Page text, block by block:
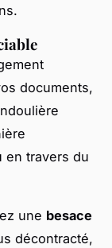
documents,
en travers du
une besace
décontracté,